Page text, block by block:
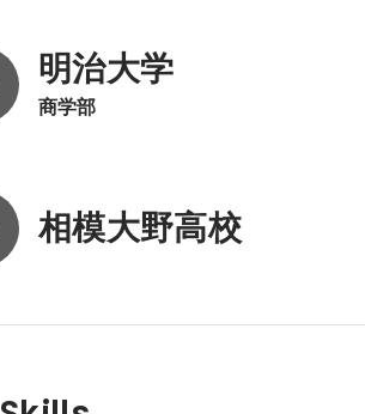
明治大学
商学部
相模大野高校